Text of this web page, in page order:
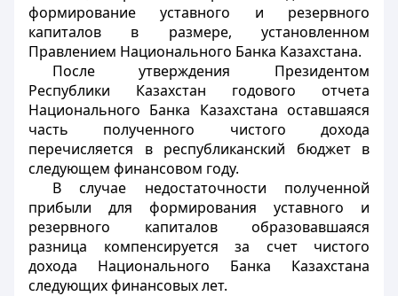
формирование уставного и резервного
капиталов в размере, установленном
Правлением Национального Банка Казахстана.
После утверждения Президентом
Республики Казахстан годового отчета
Национального Банка Казахстана оставшаяся
часть полученного чистого дохода
перечисляется в республиканский бюджет в
следующем финансовом году.
В случае недостаточности полученной
прибыли для формирования уставного и
резервного капиталов образовавшаяся
разница компенсируется за счет чистого
дохода Национального Банка Казахстана
следующих финансовых лет.